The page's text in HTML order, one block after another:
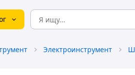
Электроинструмент